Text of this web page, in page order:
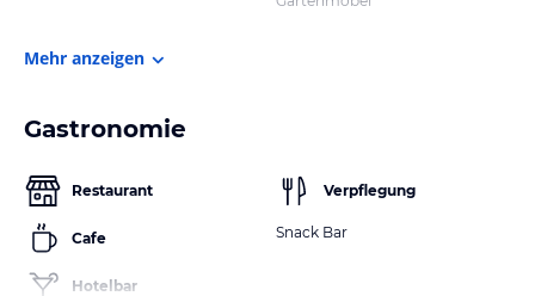
Mehr anzeigen
Gastronomie
Restaurant
Cafe
Hotelbar
Verpflegung
Snack Bar